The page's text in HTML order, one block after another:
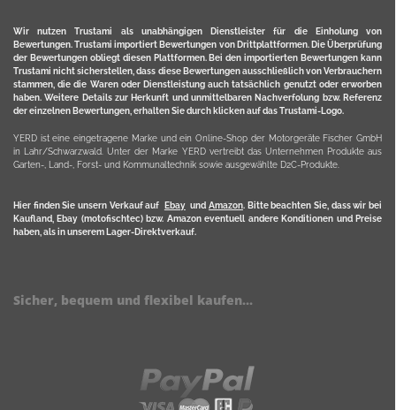
Wir nutzen Trustami als unabhängigen Dienstleister für die Einholung von
Bewertungen. Trustami importiert Bewertungen von Drittplattformen. Die Überprüfung
der Bewertungen obliegt diesen Plattformen. Bei den importierten Bewertungen kann
Trustami nicht sicherstellen, dass diese Bewertungen ausschließlich von Verbrauchern
stammen, die die Waren oder Dienstleistung auch tatsächlich genutzt oder erworben
haben. Weitere Details zur Herkunft und unmittelbaren Nachverfolung bzw. Referenz
der einzelnen Bewertungen, erhalten Sie durch klicken auf das Trustami-Logo.
YERD ist eine eingetragene Marke und ein Online-Shop der Motorgeräte Fischer GmbH
in Lahr/Schwarzwald. Unter der Marke YERD vertreibt das Unternehmen Produkte aus
Garten-, Land-, Forst- und Kommunaltechnik sowie ausgewählte D2C-Produkte.
Hier finden Sie unsern Verkauf auf Ebayund Amazon. Bitte beachten Sie, dass wir bei
Kaufland, Ebay (motofischtec) bzw. Amazon eventuell andere Konditionen und Preise
haben, als in unserem Lager-Direktverkauf.
Sicher, bequem und flexibel kaufen...